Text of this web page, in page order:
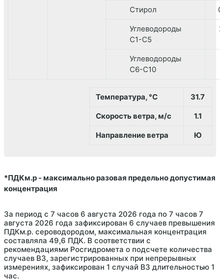
Стирол
Углеводороды
C1-C5
Углеводороды
C6-C10
Температура, °С 31.7
Скорость ветра, м/с 1.1
Направление ветра Ю
*ПДКм.р - максимально разовая предельно допустимая
концентрация
За период с 7 часов 6 августа 2026 года по 7 часов 7
августа 2026 года зафиксирован 6 случаев превышения
ПДКм.р. сероводородом, максимальная концентрация
составляла 49,6 ПДК. В соответствии с
рекомендациями Росгидромета о подсчете количества
случаев ВЗ, зарегистрированных при непрерывных
измерениях, зафиксирован 1 случай ВЗ длительностью 1
час.